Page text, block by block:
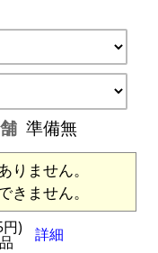
準備無
りません。
きません。
) 詳細